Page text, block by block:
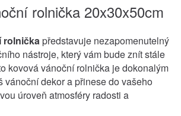
rolnička 20x30x50cm
rolničkapředstavuje nezapomenutelný
nástroje, který vám bude znít stále
kovová vánoční rolnička je dokonalým
vánoční dekor a přinese do vašeho
úroveň atmosféry radosti a